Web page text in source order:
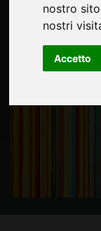
nostro
nostri
Accetto